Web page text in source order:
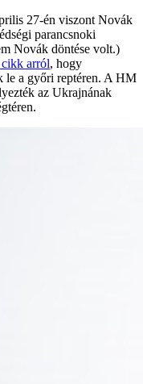
27-én viszont Novák
parancsnoki
Novák döntése volt.)
arról, hogy
le a győri reptéren. A HM
az Ukrajnának